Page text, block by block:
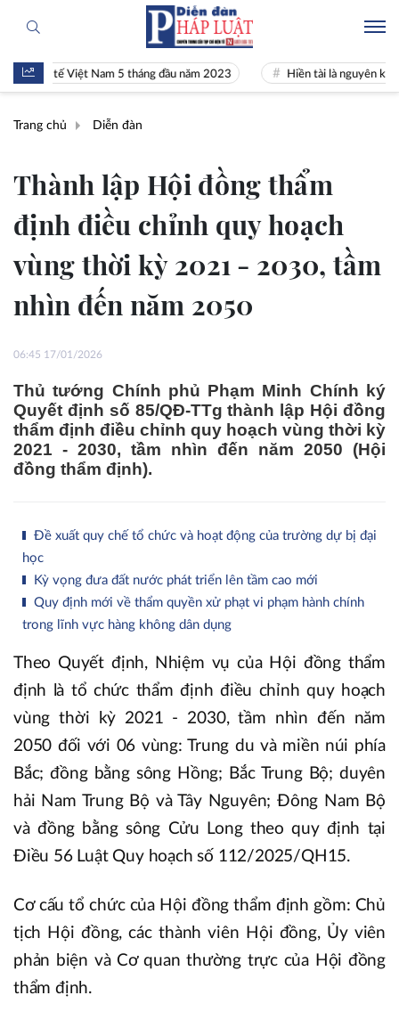
tế Việt Nam 5 tháng đầu năm 2023 Hiền tài là nguyên khí Quốc
Trang chủ Diễn đàn
Thành lập Hội đồng thẩm
định điều chỉnh quy hoạch
vùng thời kỳ 2021 - 2030, tầm
nhìn đến năm 2050
06:45 17/01/2026
Thủ tướng Chính phủ Phạm Minh Chính ký
Quyết định số 85/QĐ-TTg thành lập Hội đồng
thẩm định điều chỉnh quy hoạch vùng thời kỳ
2021 - 2030, tầm nhìn đến năm 2050 (Hội
đồng thẩm định).
Đề xuất quy chế tổ chức và hoạt động của trường dự bị đại
học
Kỳ vọng đưa đất nước phát triển lên tầm cao mới
Quy định mới về thẩm quyền xử phạt vi phạm hành chính
trong lĩnh vực hàng không dân dụng
Theo Quyết định, Nhiệm vụ của Hội đồng thẩm
định là tổ chức thẩm định điều chỉnh quy hoạch
vùng thời kỳ 2021 - 2030, tầm nhìn đến năm
2050 đối với 06 vùng: Trung du và miền núi phía
Bắc; đồng bằng sông Hồng; Bắc Trung Bộ; duyên
hải Nam Trung Bộ và Tây Nguyên; Đông Nam Bộ
và đồng bằng sông Cửu Long theo quy định tại
Điều 56 Luật Quy hoạch số 112/2025/QH15.
Cơ cấu tổ chức của Hội đồng thẩm định gồm: Chủ
tịch Hội đồng, các thành viên Hội đồng, Ủy viên
phản biện và Cơ quan thường trực của Hội đồng
thẩm định.